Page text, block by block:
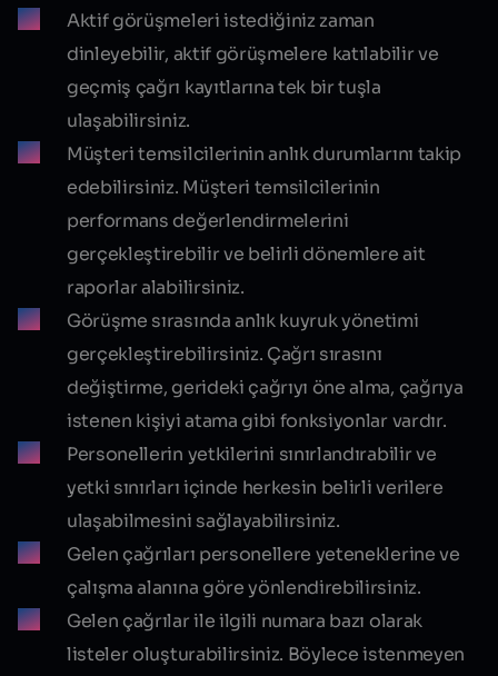
Aktif görüşmeleri istediğiniz zaman
dinleyebilir, aktif görüşmelere katılabilir ve
geçmiş çağrı kayıtlarına tek bir tuşla
ulaşabilirsiniz.
Müşteri temsilcilerinin anlık durumlarını takip
edebilirsiniz. Müşteri temsilcilerinin
performans değerlendirmelerini
gerçekleştirebilir ve belirli dönemlere ait
raporlar alabilirsiniz.
Görüşme sırasında anlık kuyruk yönetimi
gerçekleştirebilirsiniz. Çağrı sırasını
değiştirme, gerideki çağrıyı öne alma, çağrıya
istenen kişiyi atama gibi fonksiyonlar vardır.
Personellerin yetkilerini sınırlandırabilir ve
yetki sınırları içinde herkesin belirli verilere
ulaşabilmesini sağlayabilirsiniz.
Gelen çağrıları personellere yeteneklerine ve
çalışma alanına göre yönlendirebilirsiniz.
Gelen çağrılar ile ilgili numara bazı olarak
listeler oluşturabilirsiniz. Böylece istenmeyen